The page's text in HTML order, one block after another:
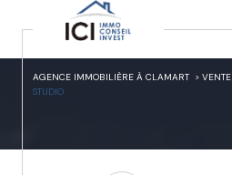
AGENCE IMMOBILIÈRE À CLAMART VENTE
STUDIO